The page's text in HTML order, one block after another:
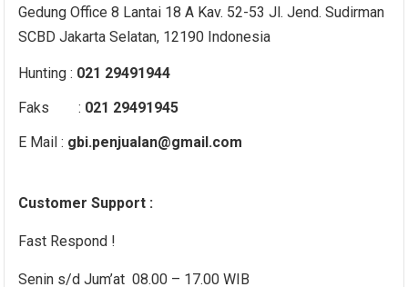
Gedung Office 8 Lantai 18 A Kav. 52-53 Jl. Jend. Sudirman
SCBD Jakarta Selatan, 12190 Indonesia
Hunting : 021 29491944
Faks : 021 29491945
E Mail : gbi.penjualan@gmail.com
Customer Support :
Fast Respond !
Senin s/d Jum’at 08.00 – 17.00 WIB